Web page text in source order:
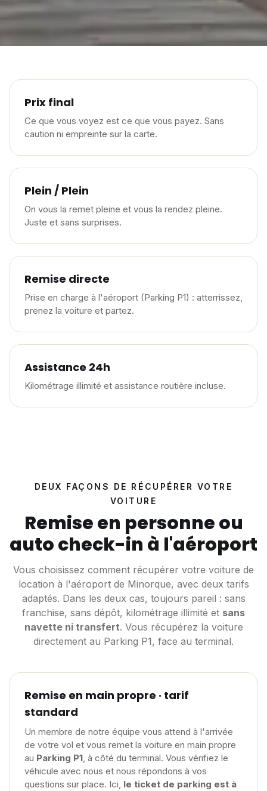
Prix final
Ce que vous voyez est ce que vous payez. Sans
caution ni empreinte sur la carte.
Plein / Plein
On vous la remet pleine et vous la rendez pleine.
Juste et sans surprises.
Remise directe
Prise en charge à l'aéroport (Parking P1) : atterrissez,
prenez la voiture et partez.
Assistance 24h
Kilométrage illimité et assistance routière incluse.
DEUX FAÇONS DE RÉCUPÉRER VOTRE
VOITURE
Remise en personne ou
auto check-in à l'aéroport
Vous choisissez comment récupérer votre voiture de
location à l'aéroport de Minorque, avec deux tarifs
adaptés. Dans les deux cas, toujours pareil : sans
franchise, sans dépôt, kilométrage illimité et sans
navette ni transfert. Vous récupérez la voiture
directement au Parking P1, face au terminal.
Remise en main propre · tarif
standard
Un membre de notre équipe vous attend à l'arrivée
de votre vol et vous remet la voiture en main propre
au Parking P1, à côté du terminal. Vous vérifiez le
véhicule avec nous et nous répondons à vos
questions sur place. Ici, le ticket de parking est à